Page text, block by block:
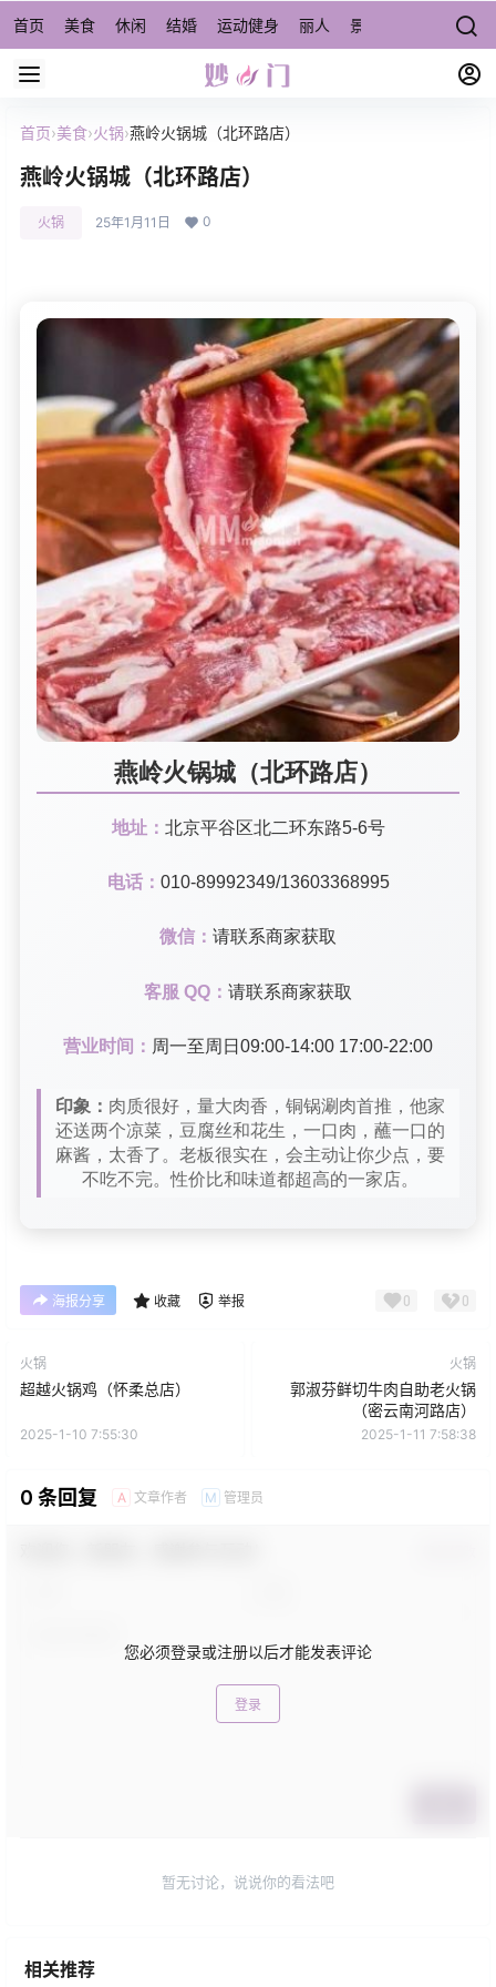
首页 美食 休闲 结婚 运动健身 丽人 景点/周边游 宠物
首页›美食›火锅›燕岭火锅城（北环路店）
燕岭火锅城（北环路店）
火锅 25年1月11日 0
燕岭火锅城（北环路店）
地址： 北京平谷区北二环东路5-6号
电话： 010-89992349/13603368995
微信： 请联系商家获取
客服 QQ： 请联系商家获取
营业时间： 周一至周日09:00-14:00 17:00-22:00
印象： 肉质很好，量大肉香，铜锅涮肉首推，他家
还送两个凉菜，豆腐丝和花生，一口肉，蘸一口的
麻酱，太香了。老板很实在，会主动让你少点，要
不吃不完。性价比和味道都超高的一家店。
海报分享 收藏 举报 0 0
火锅
超越火锅鸡（怀柔总店）
2025-1-10 7:55:30
火锅
郭淑芬鲜切牛肉自助老火锅
（密云南河路店）
2025-1-11 7:58:38
0 条回复 A 文章作者 M 管理员
您必须登录或注册以后才能发表评论
登录
暂无讨论，说说你的看法吧
相关推荐